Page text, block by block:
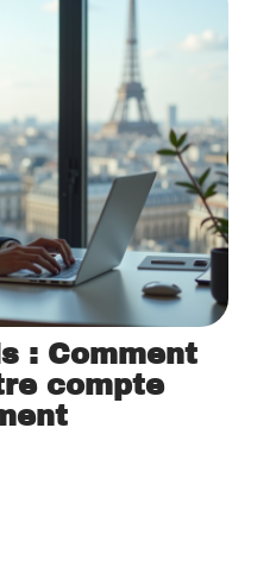
: Comment
compte